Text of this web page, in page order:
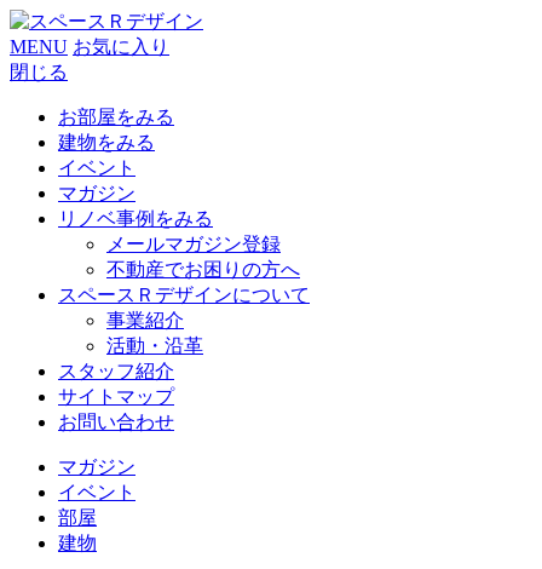
MENU お気に入り
閉じる
お部屋をみる
建物をみる
イベント
マガジン
リノベ事例をみる
メールマガジン登録
不動産でお困りの方へ
スペースＲデザインについて
事業紹介
活動・沿革
スタッフ紹介
サイトマップ
お問い合わせ
マガジン
イベント
部屋
建物